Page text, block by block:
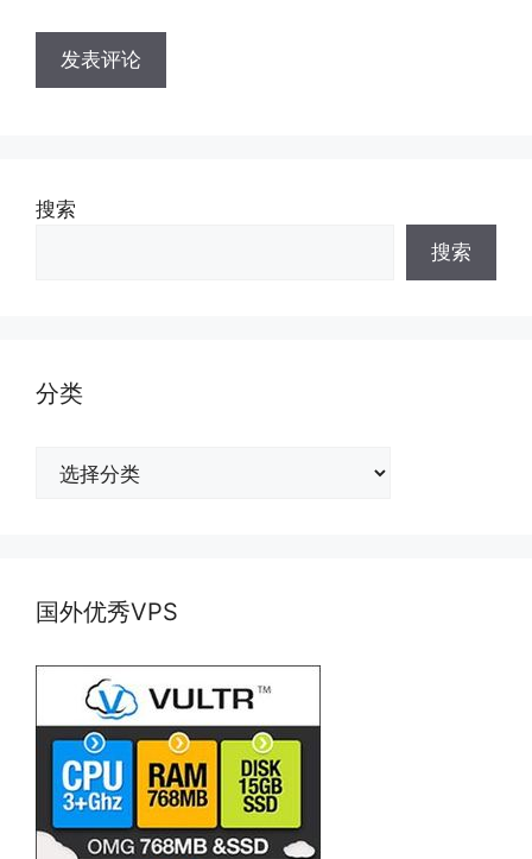
搜索
搜索
分类
国外优秀VPS